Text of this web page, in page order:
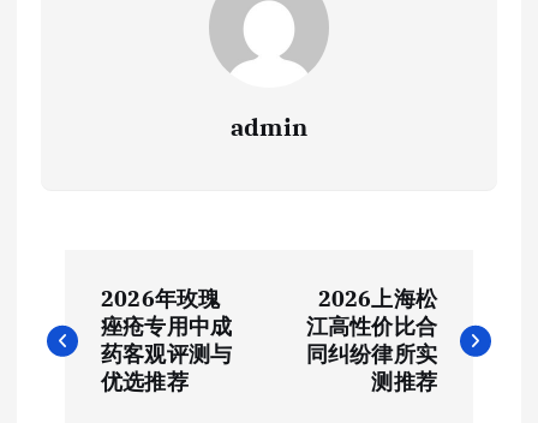
admin
章
2026年玫瑰
痤疮专用中成
药客观评测与
优选推荐
2026上海松
江高性价比合
同纠纷律所实
测推荐